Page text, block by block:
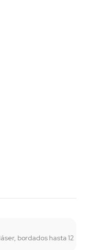
bordados hasta 12